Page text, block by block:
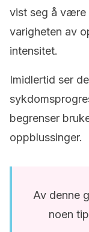
vist seg å være
varigheten av
intensitet.
Imidlertid ser
begrenser
oppblussinger.
Av denne
noen